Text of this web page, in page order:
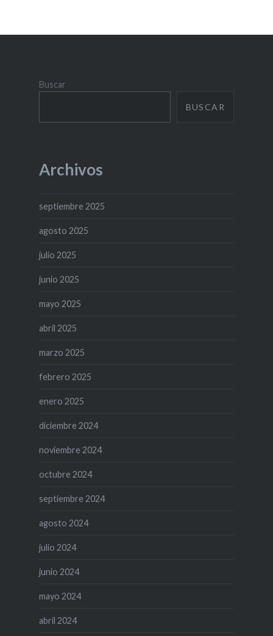
Buscar
BUSCAR
Archivos
septiembre 2025
agosto 2025
julio 2025
junio 2025
mayo 2025
abril 2025
marzo 2025
febrero 2025
enero 2025
diciembre 2024
noviembre 2024
octubre 2024
septiembre 2024
agosto 2024
julio 2024
junio 2024
mayo 2024
abril 2024